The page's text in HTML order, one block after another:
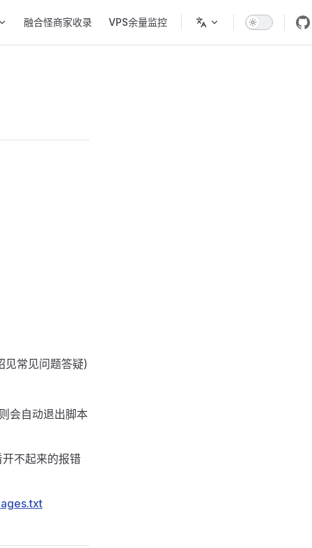
融合怪商家收录 VPS余量监控
见常见问题答疑)
会自动退出脚本
不起来的报错